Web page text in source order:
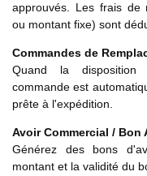
approuvés. Les frais de
ou montant fixe) sont
Commandes de
Quand la disposition
commande est
prête à l'expédition.
Avoir Commercial / Bon
Générez des bons
montant et la validité du